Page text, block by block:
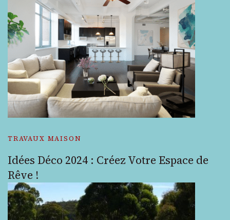
TRAVAUX MAISON
Idées Déco 2024 : Créez Votre Espace de
Rêve !